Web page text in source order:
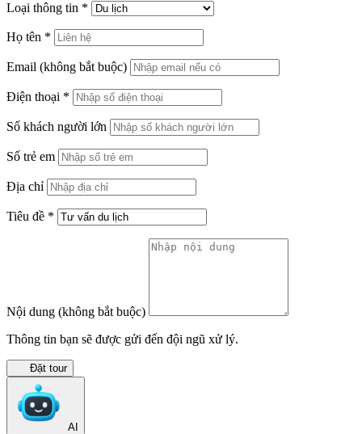
Loại thông tin *
Họ tên *
Email (không bắt buộc)
Điện thoại *
Số khách người lớn
Số trẻ em
Địa chỉ
Tiêu đề *
Nội dung (không bắt buộc)
Thông tin bạn sẽ được gửi đến đội ngũ xử lý.
Đặt tour
AI